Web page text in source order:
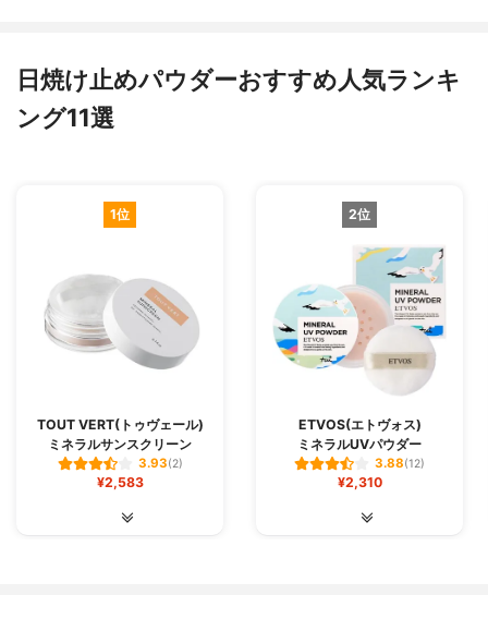
日焼け止めパウダーおすすめ人気ランキ
ング11選
1位
TOUT VERT(トゥヴェール)
ミネラルサンスクリーン
3.93(2)
¥2,583
2位
ETVOS(エトヴォス)
ミネラルUVパウダー
3.88(12)
¥2,310